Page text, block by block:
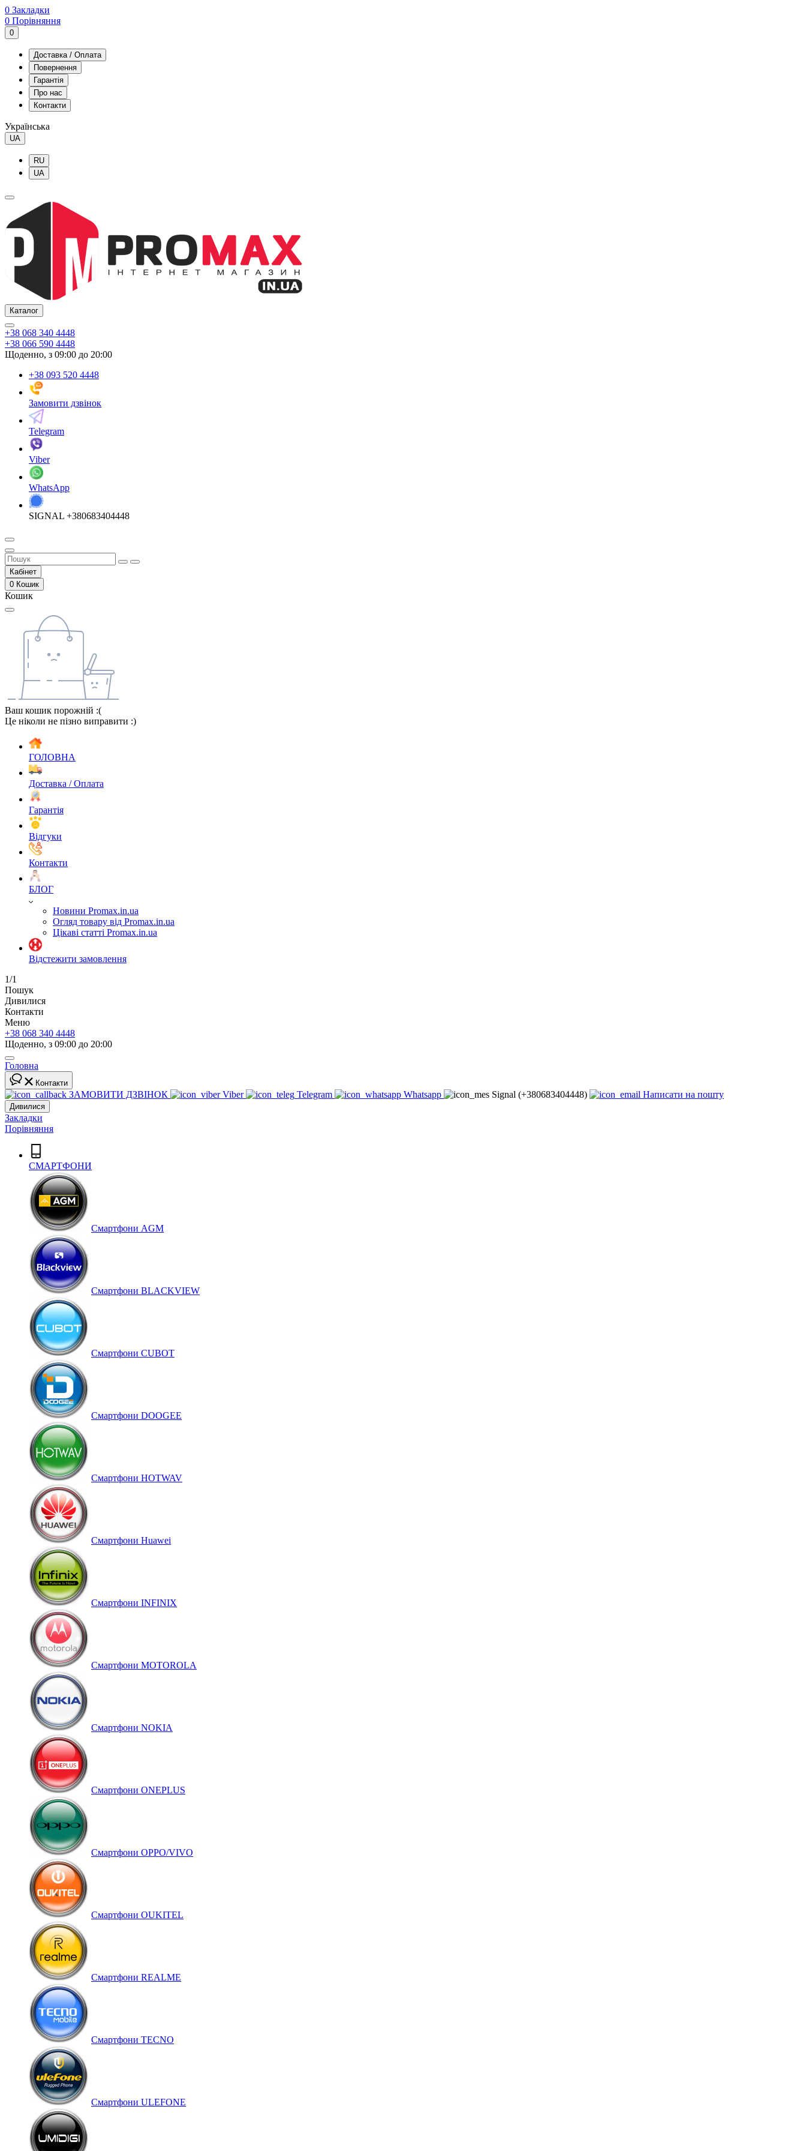
0 Закладки
0 Порівняння
0
Доставка / Оплата
Повернення
Гарантія
Про нас
Контакти
Українська
UA
RU
UA
Каталог
+38 068 340 4448
+38 066 590 4448
Щоденно, з 09:00 до 20:00
+38 093 520 4448
Замовити дзвінок
Telegram
Viber
WhatsApp
SIGNAL +380683404448
Кабінет
0 Кошик
Кошик
Ваш кошик порожній :(
Це ніколи не пізно виправити :)
ГОЛОВНА
Доставка / Оплата
Гарантія
Відгуки
Контакти
БЛОГ
Новини Promax.in.ua
Огляд товару від Promax.in.ua
Цікаві статті Promax.in.ua
Відстежити замовлення
1/1
Пошук
Дивилися
Контакти
Меню
+38 068 340 4448
Щоденно, з 09:00 до 20:00
Головна
Контакти
ЗАМОВИТИ ДЗВІНОК Viber Telegram Whatsapp Signal (+380683404448) Написати на пошту
Дивилися
Закладки
Порівняння
СМАРТФОНИ
Cмартфони AGM
Смартфони BLACKVIEW
Смартфони CUBOT
Смартфони DOOGEE
Смартфони HOTWAV
Смартфони Huawei
Смартфони INFINIX
Смартфони MOTOROLA
Смартфони NOKIA
Смартфони ONEPLUS
Смартфони OPPO/VIVO
Смартфони OUKITEL
Смартфони REALME
Смартфони TECNO
Смартфони ULEFONE